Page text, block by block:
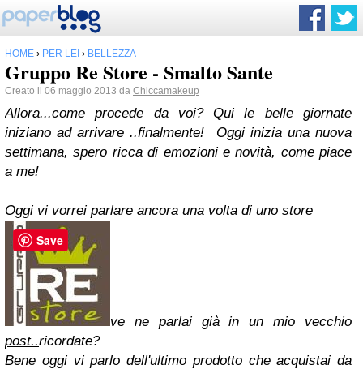
HOME › PER LEI › BELLEZZA
Gruppo Re Store - Smalto Sante
Creato il 06 maggio 2013 da Chiccamakeup
Allora...come procede da voi? Qui le belle giornate
iniziano ad arrivare ..finalmente! Oggi inizia una nuova
settimana, spero ricca di emozioni e novità, come piace
a me!
Oggi vi vorrei parlare ancora una volta di uno store
ve ne parlai già in un mio vecchio
post..ricordate?
Bene oggi vi parlo dell'ultimo prodotto che acquistai da
Save